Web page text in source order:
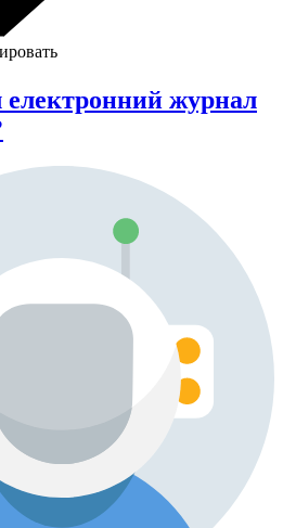
електронний журнал